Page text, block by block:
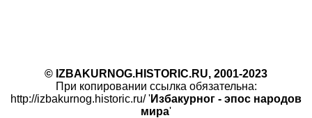
© IZBAKURNOG.HISTORIC.RU, 2001-2023
При копировании ссылка обязательна:
http://izbakurnog.historic.ru/ 'Избакурног - эпос народов
мира'